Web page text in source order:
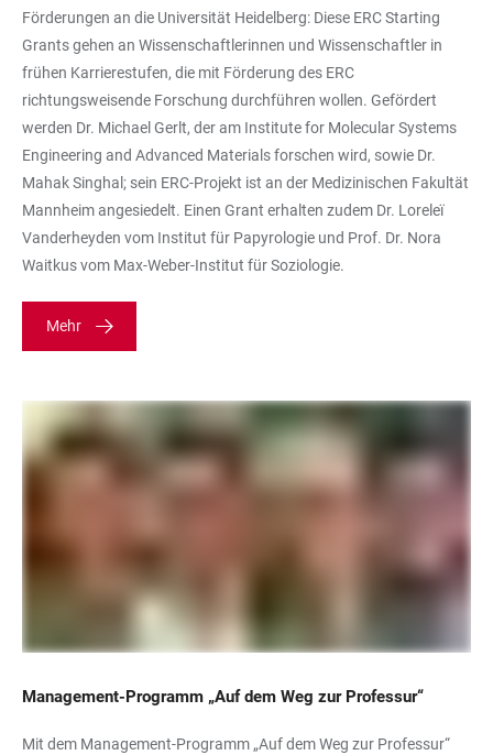
Förderungen an die Universität Heidelberg: Diese ERC Starting
Grants gehen an Wissenschaftlerinnen und Wissenschaftler in
frühen Karrierestufen, die mit Förderung des ERC
richtungsweisende Forschung durchführen wollen. Gefördert
werden Dr. Michael Gerlt, der am Institute for Molecular Systems
Engineering and Advanced Materials forschen wird, sowie Dr.
Mahak Singhal; sein ERC-Projekt ist an der Medizinischen Fakultät
Mannheim angesiedelt. Einen Grant erhalten zudem Dr. Loreleï
Vanderheyden vom Institut für Papyrologie und Prof. Dr. Nora
Waitkus vom Max-Weber-Institut für Soziologie.
Mehr
Management-Programm „Auf dem Weg zur Professur“
Mit dem Management-Programm „Auf dem Weg zur Professur“